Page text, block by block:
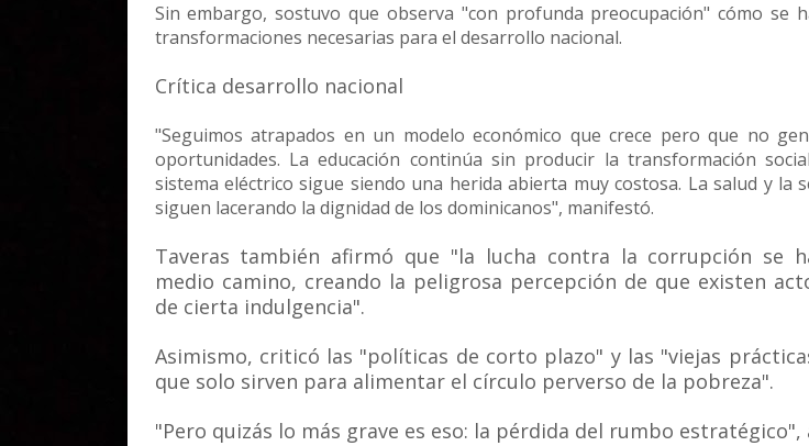
Sin embargo, sostuvo que observa "con profunda preocupación" cómo se
transformaciones necesarias para el desarrollo nacional.
Crítica desarrollo nacional
"Seguimos atrapados en un modelo económico que crece pero que no
oportunidades. La educación continúa sin producir la transformación
sistema eléctrico sigue siendo una herida abierta muy costosa. La salud y la
siguen lacerando la dignidad de los dominicanos", manifestó.
Taveras también afirmó que "la lucha contra la corrupción se
medio camino, creando la peligrosa percepción de que existen
de cierta indulgencia".
Asimismo, criticó las "políticas de corto plazo" y las "viejas
que solo sirven para alimentar el círculo perverso de la pobreza".
"Pero quizás lo más grave es eso: la pérdida del rumbo estratégico",